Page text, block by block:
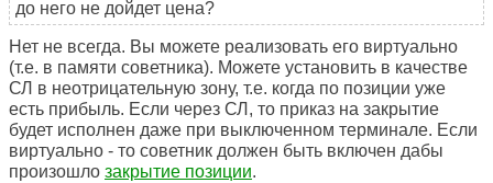
до него не дойдет цена?
Нет не всегда. Вы можете реализовать его виртуально
(т.е. в памяти советника). Можете установить в качестве
СЛ в неотрицательную зону, т.е. когда по позиции уже
есть прибыль. Если через СЛ, то приказ на закрытие
будет исполнен даже при выключенном терминале. Если
виртуально - то советник должен быть включен дабы
произошло закрытие позиции.